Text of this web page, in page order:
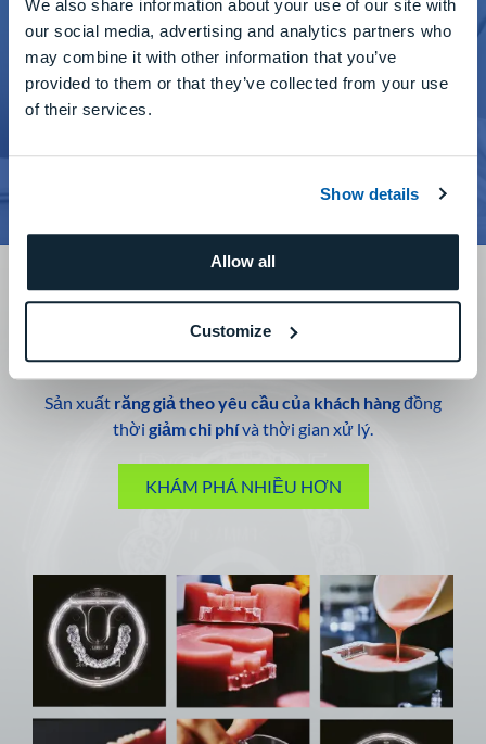
We also share information about your use of our site with
our social media, advertising and analytics partners who
may combine it with other information that you’ve
provided to them or that they’ve collected from your use
of their services.
Show details
Allow all
Customize
Giải pháp răng giả kỹ thuật số
Tạo nụ cười cho mọi người vớiBộ răng giả DGSHAPE.
Sản xuất răng giả theo yêu cầu của khách hàngđồng
thời giảm chi phívà thời gian xử lý.
KHÁM PHÁ NHIỀU HƠN